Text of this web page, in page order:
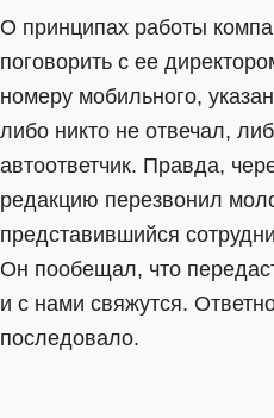
О принципах работы
поговорить с ее
номеру мобильного,
либо никто не отвечал,
автоответчик. Правда,
редакцию перезвонил
представившийся
Он пообещал, что
и с нами свяжутся.
последовало.